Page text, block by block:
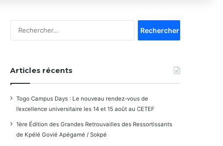
Articles récents
Togo Campus Days : Le nouveau rendez-vous de
l’excellence universitaire les 14 et 15 août au CETEF
1ère Édition des Grandes Retrouvailles des Ressortissants
de Kpélé Govié Apégamé / Sokpé